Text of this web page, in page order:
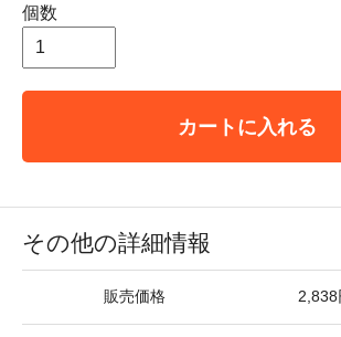
個数
カートに入れる
その他の詳細情報
販売価格 2,838